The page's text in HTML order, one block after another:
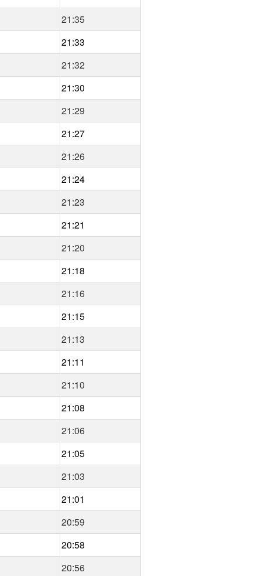
21:35
21:33
21:32
21:30
21:29
21:27
21:26
21:24
21:23
21:21
21:20
21:18
21:16
21:15
21:13
21:11
21:10
21:08
21:06
21:05
21:03
21:01
20:59
20:58
20:56